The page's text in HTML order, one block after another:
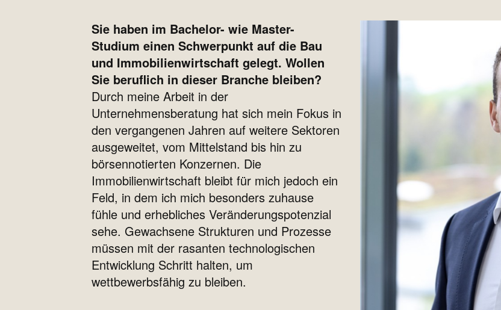
Sie haben im Bachelor- wie Master-
Studium einen Schwerpunkt auf die Bau
und Immobilienwirtschaft gelegt. Wollen
Sie beruflich in dieser Branche bleiben?
Durch meine Arbeit in der
Unternehmensberatung hat sich mein Fokus in
den vergangenen Jahren auf weitere Sektoren
ausgeweitet, vom Mittelstand bis hin zu
börsennotierten Konzernen. Die
Immobilienwirtschaft bleibt für mich jedoch ein
Feld, in dem ich mich besonders zuhause
fühle und erhebliches Veränderungspotenzial
sehe. Gewachsene Strukturen und Prozesse
müssen mit der rasanten technologischen
Entwicklung Schritt halten, um
wettbewerbsfähig zu bleiben.